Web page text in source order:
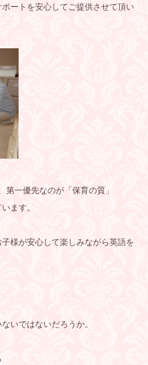
ートを安心してご提供させて頂い
一優先なのが「保育の質」
ます。
様が安心して楽しみながら英語を
いではないだろうか。